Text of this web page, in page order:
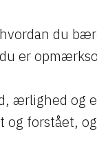
du
er
ærlighed og
forstået,